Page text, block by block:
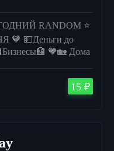
RANDOM ⭐
💵Деньги до
🧡🏡 Дома
несколькими авто
жирных аккаунтов
15 ₽